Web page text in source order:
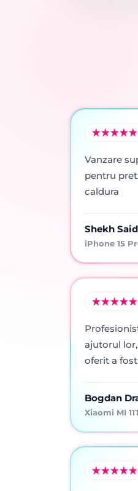
Vanzare
pentru
caldura
Shekh
iPhone 15
ajutorul
oferit a
Bogdan
Xiaomi MI